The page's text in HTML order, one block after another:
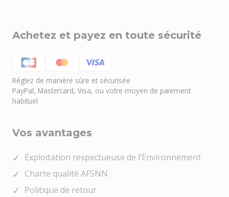
Achetez et payez en toute sécurité
Réglez de manière sûre et sécurisée
PayPal, Mastercard, Visa, ou votre moyen de paiement
habituel
Vos avantages
Exploitation respectueuse de l’Environnement
Charte qualité AFSNN
Politique de retour